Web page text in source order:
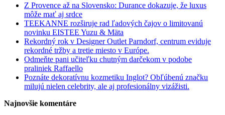
Z Provence až na Slovensko: Durance dokazuje, že luxus
môže mať aj srdce
TEEKANNE rozširuje rad ľadových čajov o limitovanú
novinku EISTEE Yuzu & Mäta
Rekordný rok v Designer Outlet Parndorf, centrum eviduje
rekordné tržby a tretie miesto v Európe.
Odmeňte pani učiteľku chutným darčekom v podobe
praliniek Raffaello
Poznáte dekoratívnu kozmetiku Inglot? Obľúbenú značku
milujú nielen celebrity, ale aj profesionálny vizážisti.
Najnovšie komentáre